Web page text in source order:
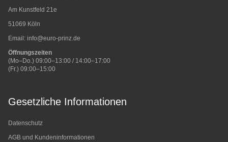
Am Kunstfeld 21e
51069 Köln
Email: info@euro-prinz.de
Öffnungszeiten
(Mo–Do.) 09:00–13:00 / 14:00–17:00
(Fr.) 09:00–15:00
Gesetzliche Informationen
Datenschutz
AGB und Kundeninformationen